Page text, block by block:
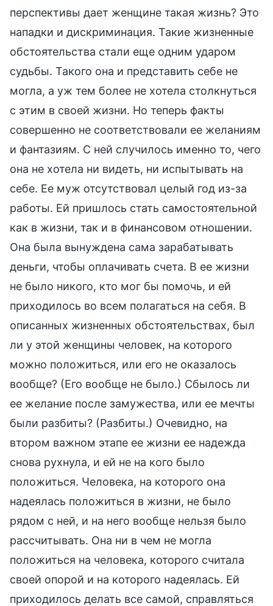
перспективы дает женщине такая жизнь? Это
нападки и дискриминация. Такие жизненные
обстоятельства стали еще одним ударом
судьбы. Такого она и представить себе не
могла, а уж тем более не хотела столкнуться
с этим в своей жизни. Но теперь факты
совершенно не соответствовали ее желаниям
и фантазиям. С ней случилось именно то, чего
она не хотела ни видеть, ни испытывать на
себе. Ее муж отсутствовал целый год из-за
работы. Ей пришлось стать самостоятельной
как в жизни, так и в финансовом отношении.
Она была вынуждена сама зарабатывать
деньги, чтобы оплачивать счета. В ее жизни
не было никого, кто мог бы помочь, и ей
приходилось во всем полагаться на себя. В
описанных жизненных обстоятельствах, был
ли у этой женщины человек, на которого
можно положиться, или его не оказалось
вообще? (Его вообще не было.) Сбылось ли
ее желание после замужества, или ее мечты
были разбиты? (Разбиты.) Очевидно, на
втором важном этапе ее жизни ее надежда
снова рухнула, и ей не на кого было
положиться. Человека, на которого она
надеялась положиться в жизни, не было
рядом с ней, и на него вообще нельзя было
рассчитывать. Она ни в чем не могла
положиться на человека, которого считала
своей опорой и на которого надеялась. Ей
приходилось делать все самой, справляться